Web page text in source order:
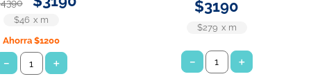
4390
$46 x m
Ahorra$1200
＋
－
$3190
$279 x m
＋
－